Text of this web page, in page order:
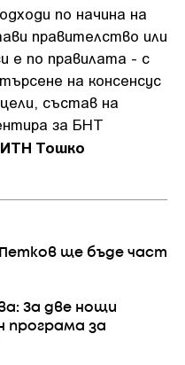
по начина на
правителство или
е по правилата - с
на консенсус
състав на
за БНТ
Тошко
Петков ще бъде част
За две нощи
програма за